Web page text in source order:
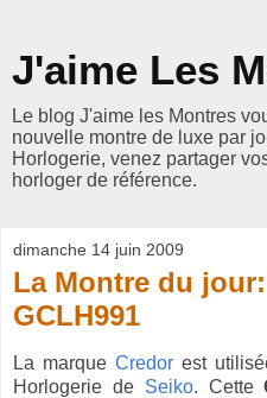
J'aime Les
Le blog J'aime les Montres
nouvelle montre de luxe par
Horlogerie, venez partager
horloger de référence.
dimanche 14 juin 2009
La Montre du
GCLH991
La marque Credorest
Horlogerie de Seiko. Cette